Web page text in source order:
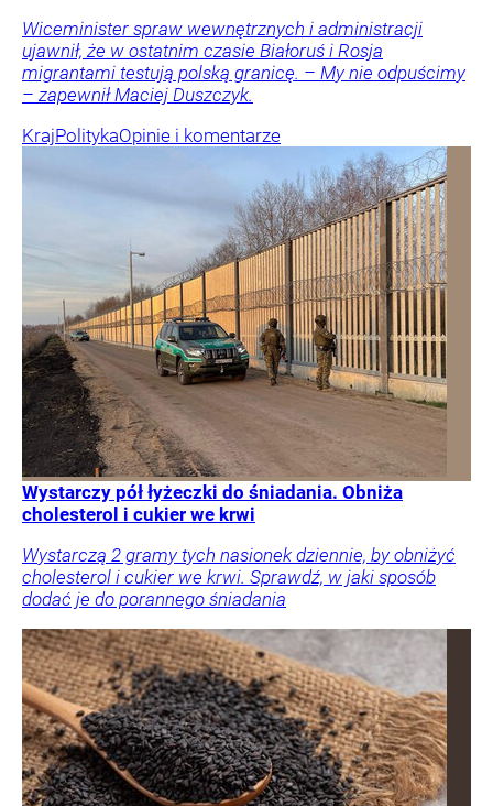
Wiceminister spraw wewnętrznych i administracji
ujawnił, że w ostatnim czasie Białoruś i Rosja
migrantami testują polską granicę. – My nie odpuścimy
– zapewnił Maciej Duszczyk.
KrajPolitykaOpinie i komentarze
Wystarczy pół łyżeczki do śniadania. Obniża
cholesterol i cukier we krwi
Wystarczą 2 gramy tych nasionek dziennie, by obniżyć
cholesterol i cukier we krwi. Sprawdź, w jaki sposób
dodać je do porannego śniadania